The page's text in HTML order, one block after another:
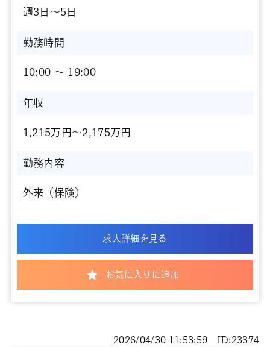
週3日～5日
勤務時間
10:00 〜 19:00
年収
1,215万円～2,175万円
勤務内容
外来（保険）
求人詳細を見る
お気に入りに追加
2026/04/30 11:53:59 ID:23374